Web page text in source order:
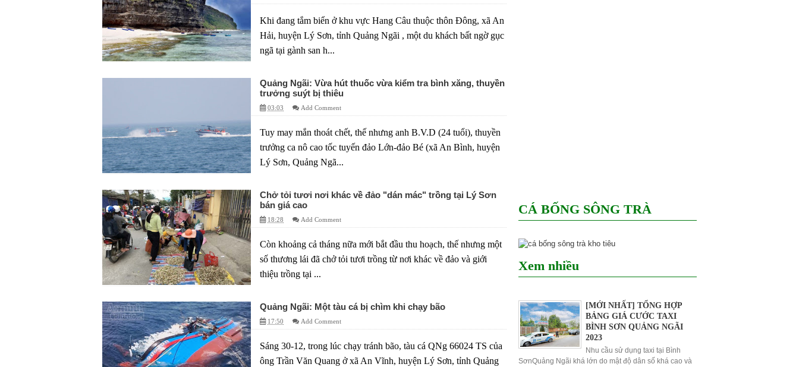
Khi đang tắm biển ở khu vực Hang Câu thuộc thôn Đông, xã An
Hải, huyện Lý Sơn, tỉnh Quảng Ngãi , một du khách bất ngờ gục
ngã tại gành san h...
Quảng Ngãi: Vừa hút thuốc vừa kiểm tra bình xăng, thuyền
trưởng suýt bị thiêu
03:03 Add Comment
Tuy may mắn thoát chết, thế nhưng anh B.V.D (24 tuổi), thuyền
trưởng ca nô cao tốc tuyến đảo Lớn-đảo Bé (xã An Bình, huyện
Lý Sơn, Quảng Ngã...
Chở tỏi tươi nơi khác về đảo "dán mác" trồng tại Lý Sơn
bán giá cao
18:28 Add Comment
Còn khoảng cả tháng nữa mới bắt đầu thu hoạch, thế nhưng một
số thương lái đã chở tỏi tươi trồng từ nơi khác về đảo và giới
thiệu trồng tại ...
Quảng Ngãi: Một tàu cá bị chìm khi chạy bão
17:50 Add Comment
Sáng 30-12, trong lúc chạy tránh bão, tàu cá QNg 66024 TS của
ông Trần Văn Quang ở xã An Vĩnh, huyện Lý Sơn, tỉnh Quảng
CÁ BỐNG SÔNG TRÀ
Xem nhiều
[MỚI NHẤT] TỔNG HỢP
BẢNG GIÁ CƯỚC TAXI
BÌNH SƠN QUẢNG NGÃI
2023
Nhu cầu sử dụng taxi tại Bình
SơnQuảng Ngãi khá lớn do mật độ dân số khá cao và